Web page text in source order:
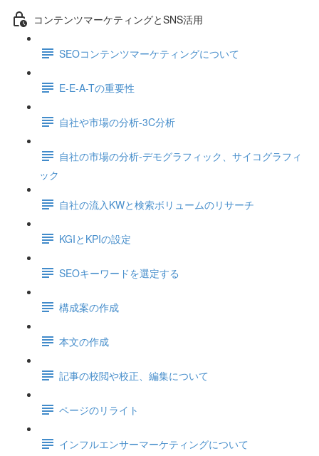
コンテンツマーケティングとSNS活用
SEOコンテンツマーケティングについて
E-E-A-Tの重要性
自社や市場の分析-3C分析
自社の市場の分析-デモグラフィック、サイコグラフィ
ック
自社の流入KWと検索ボリュームのリサーチ
KGIとKPIの設定
SEOキーワードを選定する
構成案の作成
本文の作成
記事の校閲や校正、編集について
ページのリライト
インフルエンサーマーケティングについて